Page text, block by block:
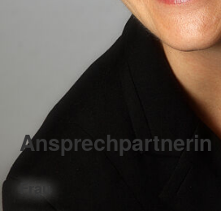
Ansprechpartnerin
Frau